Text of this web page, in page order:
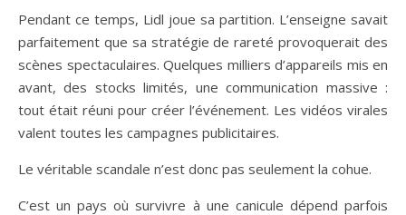
Pendant ce temps, Lidl joue sa partition. L’enseigne savait
parfaitement que sa stratégie de rareté provoquerait des
scènes spectaculaires. Quelques milliers d’appareils mis en
avant, des stocks limités, une communication massive :
tout était réuni pour créer l’événement. Les vidéos virales
valent toutes les campagnes publicitaires.
Le véritable scandale n’est donc pas seulement la cohue.
C’est un pays où survivre à une canicule dépend parfois